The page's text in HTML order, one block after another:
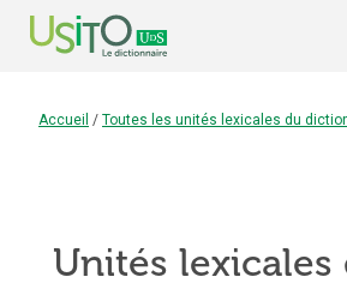
Accueil / Toutes les unités lexicales du
Unités lexicales